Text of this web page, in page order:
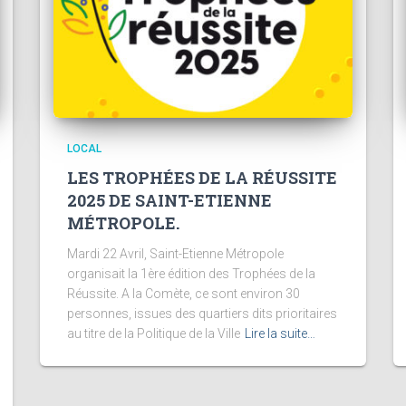
LOCAL
LES TROPHÉES DE LA RÉUSSITE
2025 DE SAINT-ETIENNE
MÉTROPOLE.
Mardi 22 Avril, Saint-Etienne Métropole
organisait la 1ère édition des Trophées de la
Réussite. A la Comète, ce sont environ 30
personnes, issues des quartiers dits prioritaires
au titre de la Politique de la Ville
Lire la suite…